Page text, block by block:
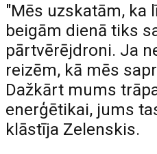
"Mēs uzskatām, ka
beigām dienā tiks
pārtvērējdroni. Ja
reizēm, kā mēs
Dažkārt mums
enerģētikai, jums
klāstīja Zelenskis.